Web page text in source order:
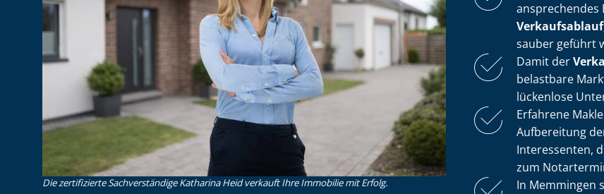
Die zertifizierte Sachverständige Katharina Heid verkauft Ihre Immobilie mit Erfolg.
ansprechendes
Verkaufsablauf
sauber geführt
Damit der
belastbare
lückenlose
Erfahrene
Aufbereitung
Interessenten,
zum
In Memmingen